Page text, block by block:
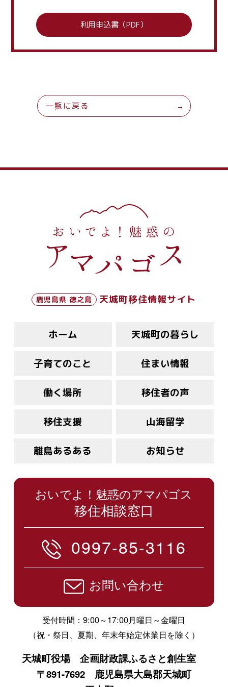
利用申込書（PDF）
一覧に戻る
鹿児島県 徳之島 天城町移住情報サイト
ホーム 天城町の暮らし
子育てのこと 住まい情報
働く場所 移住者の声
移住支援 山海留学
離島あるある お知らせ
おいでよ！魅惑のアマパゴス
移住相談窓口
0997-85-3116
お問い合わせ
受付時間：9:00～17:00月曜日～金曜日
（祝・祭日、夏期、年末年始定休業日を除く）
天城町役場 企画財政課ふるさと創生室
〒891-7692 鹿児島県大島郡天城町